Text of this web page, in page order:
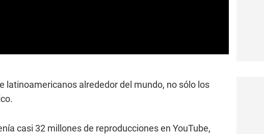
latinoamericanos alrededor del mundo, no sólo los
casi 32 millones de reproducciones en YouTube,